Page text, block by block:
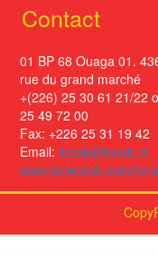
Contact
01 BP 68 Ouaga 01.
rue du grand marché
+(226) 25 30 61 21/22
25 49 72 00
Fax: +226 25 31 19 42
Email: lonab@lonab.bf
www.facebook.com/